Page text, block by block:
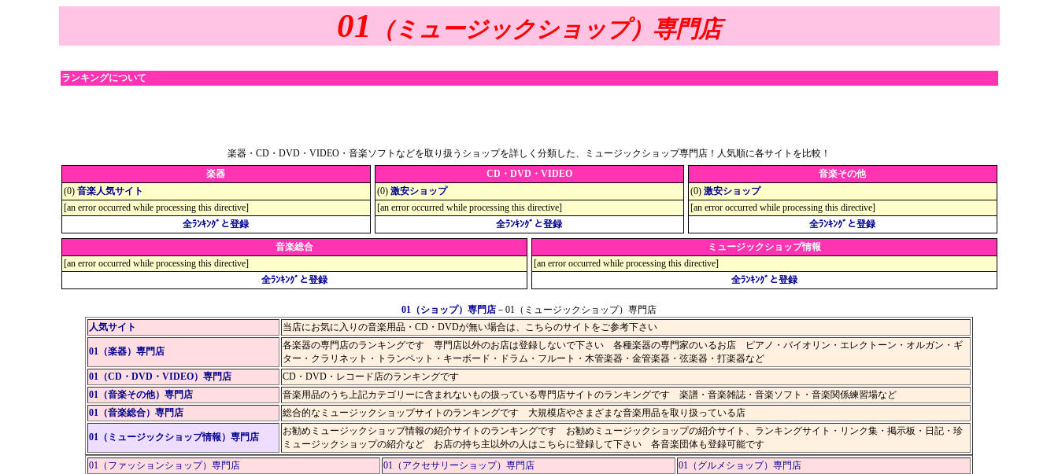
01 （ミュージックショップ）専門店
ランキングについて
楽器・CD・DVD・VIDEO・音楽ソフトなどを取り扱うショップを詳しく分類した、ミュージックショップ専門店！人気順に各サイトを比較！
楽器
(0)音楽人気サイト
[an error occurred while processing this directive]
全ﾗﾝｷﾝｸﾞと登録
CD・DVD・VIDEO
(0)激安ショップ
[an error occurred while processing this directive]
全ﾗﾝｷﾝｸﾞと登録
音楽その他
(0)激安ショップ
[an error occurred while processing this directive]
全ﾗﾝｷﾝｸﾞと登録
音楽総合
[an error occurred while processing this directive]
全ﾗﾝｷﾝｸﾞと登録
ミュージックショップ情報
[an error occurred while processing this directive]
全ﾗﾝｷﾝｸﾞと登録
01（ショップ）専門店 －01（ミュージックショップ）専門店
人気サイト
当店にお気に入りの音楽用品・CD・DVDが無い場合は、こちらのサイトをご参考下さい
01（楽器）専門店
各楽器の専門店のランキングです 専門店以外のお店は登録しないで下さい 各種楽器の専門家のいるお店 ピアノ・バイオリン・エレクトーン・オルガン・ギ
ター・クラリネット・トランペット・キーボード・ドラム・フルート・木管楽器・金管楽器・弦楽器・打楽器など
01（CD・DVD・VIDEO）専門店
CD・DVD・レコード店のランキングです
01（音楽その他）専門店
音楽用品のうち上記カテゴリーに含まれないもの扱っている専門店サイトのランキングです 楽譜・音楽雑誌・音楽ソフト・音楽関係練習場など
01（音楽総合）専門店
総合的なミュージックショップサイトのランキングです 大規模店やさまざまな音楽用品を取り扱っている店
01（ミュージックショップ情報）専門店
お勧めミュージックショップ情報の紹介サイトのランキングです お勧めミュージックショップの紹介サイト、ランキングサイト・リンク集・掲示板・日記・珍
ミュージックショップの紹介など お店の持ち主以外の人はこちらに登録して下さい 各音楽団体も登録可能です
01（ファッションショップ）専門店
01（アクセサリーショップ）専門店
01（グルメショップ）専門店